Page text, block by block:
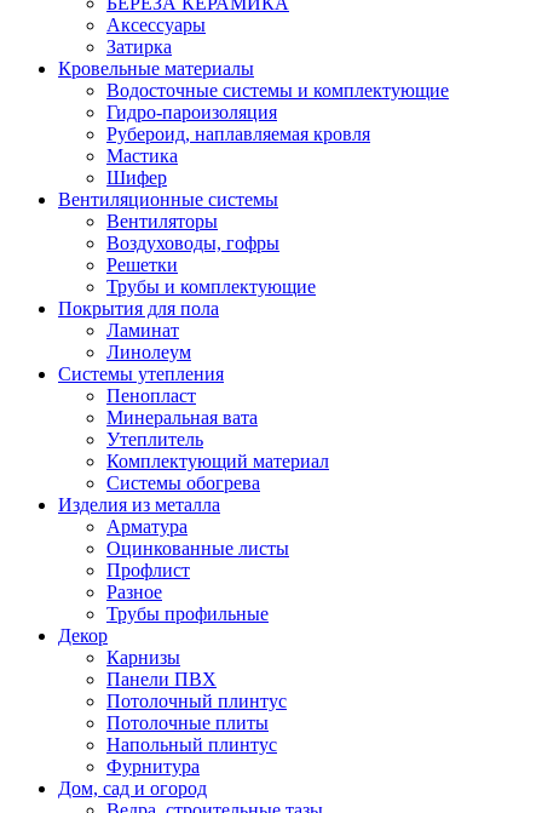
Аксессуары
Затирка
Кровельные материалы
Водосточные системы и комплектующие
Гидро-пароизоляция
Рубероид, наплавляемая кровля
Мастика
Шифер
Вентиляционные системы
Вентиляторы
Воздуховоды, гофры
Решетки
Трубы и комплектующие
Покрытия для пола
Ламинат
Линолеум
Системы утепления
Пенопласт
Минеральная вата
Утеплитель
Комплектующий материал
Системы обогрева
Изделия из металла
Арматура
Оцинкованные листы
Профлист
Разное
Трубы профильные
Декор
Карнизы
Панели ПВХ
Потолочный плинтус
Потолочные плиты
Напольный плинтус
Фурнитура
Дом, сад и огород